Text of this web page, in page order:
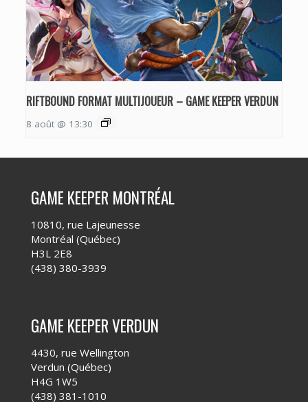
RIFTBOUND FORMAT MULTIJOUEUR – GAME KEEPER VERDUN
8 août @ 13:30
GAME KEEPER MONTRÉAL
10810, rue Lajeunesse
Montréal (Québec)
H3L 2E8
(438) 380-3939
GAME KEEPER VERDUN
4430, rue Wellington
Verdun (Québec)
H4G 1W5
(438) 381-1010